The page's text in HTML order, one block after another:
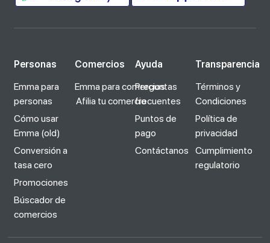
Personas
Emma para
personas
Cómo usar
Emma (old)
Conversión a
tasa cero
Promociones
Búscador de
comercios
Comercios
Emma para comercios
Afilia tu comercio
Ayuda
Preguntas
frecuentes
Puntos de
pago
Contáctanos
Transparencia
Términos y
Condiciones
Política de
privacidad
Cumplimiento
regulatorio